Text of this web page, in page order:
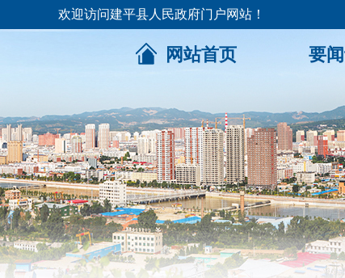
欢迎访问建平县人民政府门户网站！
网站首页 要